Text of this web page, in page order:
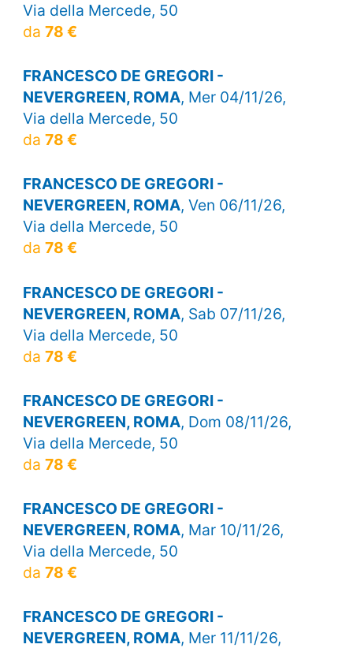
Via della Mercede, 50
da 78 €
FRANCESCO DE GREGORI -
NEVERGREEN, ROMA, Mer 04/11/26,
Via della Mercede, 50
da 78 €
FRANCESCO DE GREGORI -
NEVERGREEN, ROMA, Ven 06/11/26,
Via della Mercede, 50
da 78 €
FRANCESCO DE GREGORI -
NEVERGREEN, ROMA, Sab 07/11/26,
Via della Mercede, 50
da 78 €
FRANCESCO DE GREGORI -
NEVERGREEN, ROMA, Dom 08/11/26,
Via della Mercede, 50
da 78 €
FRANCESCO DE GREGORI -
NEVERGREEN, ROMA, Mar 10/11/26,
Via della Mercede, 50
da 78 €
FRANCESCO DE GREGORI -
NEVERGREEN, ROMA, Mer 11/11/26,